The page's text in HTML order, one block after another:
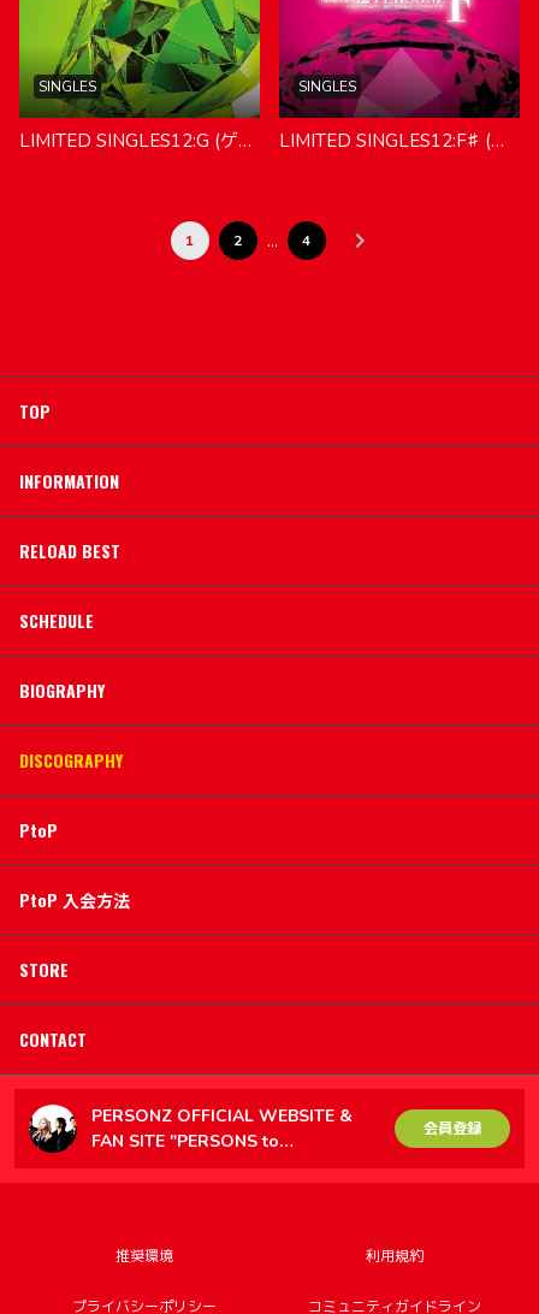
SINGLES
LIMITED SINGLES12:G (ゲー)
SINGLES
LIMITED SINGLES12:F♯ (エフシャープ)
1 2 … 4
TOP
INFORMATION
RELOAD BEST
SCHEDULE
BIOGRAPHY
DISCOGRAPHY
PtoP
PtoP 入会方法
STORE
CONTACT
PERSONZ OFFICIAL WEBSITE &
FAN SITE "PERSONS to
PERSONZ（PtoP）"
会員登録
推奨環境 利用規約
プライバシーポリシー コミュニティガイドライン